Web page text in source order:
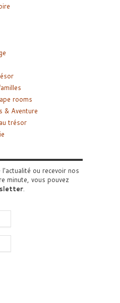
rooms
& Aventure
trésor
ou recevoir nos
minute, vous pouvez
.